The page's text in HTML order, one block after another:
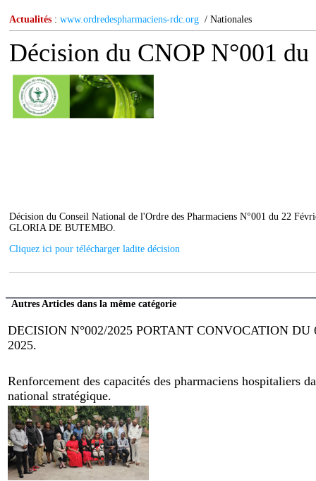
Actualités : www.ordredespharmaciens-rdc.org / Nationales
Décision du CNOP N°001
Décision du Conseil National de l'Ordre des Pharmaciens N°001 du 22
GLORIA DE BUTEMBO.
Cliquez ici pour télécharger ladite décision
Autres Articles dans la même catégorie
DECISION N°002/2025 PORTANT CONVOCATION
2025.
Renforcement des capacités des pharmaciens hospitaliers
national stratégique.